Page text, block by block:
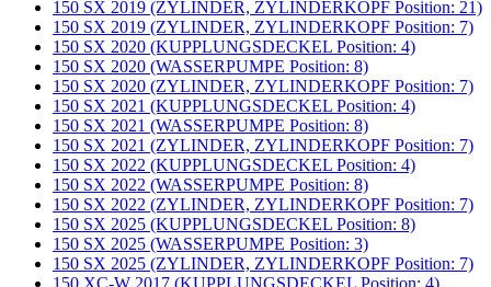
150 SX 2019 (ZYLINDER, ZYLINDERKOPF Position: 21)
150 SX 2019 (ZYLINDER, ZYLINDERKOPF Position: 7)
150 SX 2020 (KUPPLUNGSDECKEL Position: 4)
150 SX 2020 (WASSERPUMPE Position: 8)
150 SX 2020 (ZYLINDER, ZYLINDERKOPF Position: 7)
150 SX 2021 (KUPPLUNGSDECKEL Position: 4)
150 SX 2021 (WASSERPUMPE Position: 8)
150 SX 2021 (ZYLINDER, ZYLINDERKOPF Position: 7)
150 SX 2022 (KUPPLUNGSDECKEL Position: 4)
150 SX 2022 (WASSERPUMPE Position: 8)
150 SX 2022 (ZYLINDER, ZYLINDERKOPF Position: 7)
150 SX 2025 (KUPPLUNGSDECKEL Position: 8)
150 SX 2025 (WASSERPUMPE Position: 3)
150 SX 2025 (ZYLINDER, ZYLINDERKOPF Position: 7)
150 XC-W 2017 (KUPPLUNGSDECKEL Position: 4)